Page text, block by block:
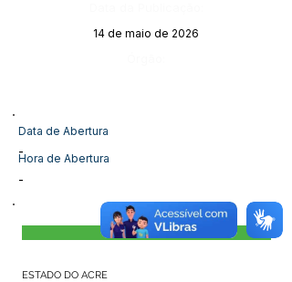
14 de maio de 2026
Data de Abertura
-
Hora de Abertura
-
Visualizar
ESTADO DO ACRE